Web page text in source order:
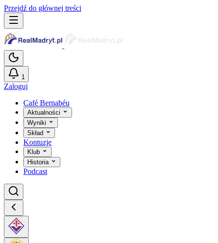
Przejdź do głównej treści
1
Zaloguj
Café Bernabéu
Aktualności
Wyniki
Skład
Kontuzje
Klub
Historia
Podcast